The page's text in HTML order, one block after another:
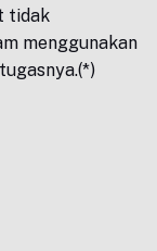
tidak
menggunakan